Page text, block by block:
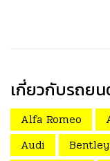
เกี่ยวกับรถย
Alfa Romeo
Audi
Bentley